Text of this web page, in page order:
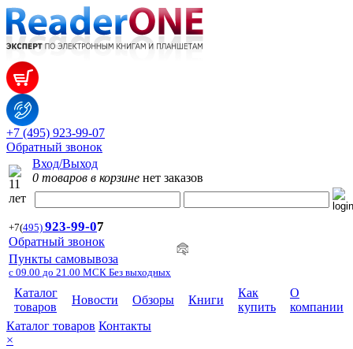
+7 (495) 923-99-07
Обратный звонок
Вход/Выход
0 товаров в корзине нет заказов
+7(495) 923-99-07
Обратный звонок
Пункты самовывоза
с 09.00 до 21.00 МСК Без выходных
Каталог
товаров
Новости Обзоры Книги
Как
купить
О
компании
Каталог товаров Контакты
×